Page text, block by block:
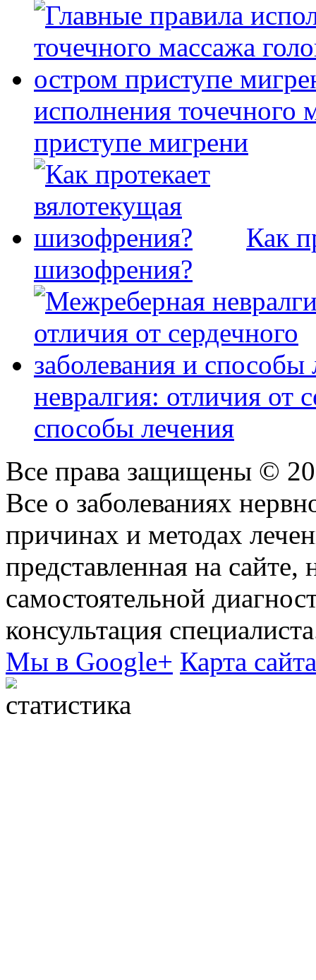
исполнения точечного
приступе мигрени
Как
шизофрения?
невралгия: отличия от
способы лечения
Все права защищены ©
Все о заболеваниях
причинах и методах
представленная на сайте,
самостоятельной
консультация
Мы в Google+ Карта сайта